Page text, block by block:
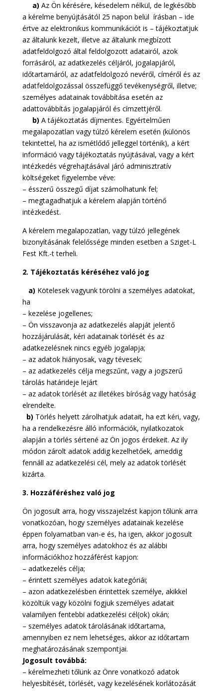
a) Az Ön kérésére, késedelem nélkül, de legkésőbb
a kérelme benyújtásától 25 napon belül írásban – ide
értve az elektronikus kommunikációt is – tájékoztatjuk
az általunk kezelt, illetve az általunk megbízott
adatfeldolgozó által feldolgozott adatairól, azok
forrásáról, az adatkezelés céljáról, jogalapjáról,
időtartamáról, az adatfeldolgozó nevéről, címéről és az
adatfeldolgozással összefüggő tevékenységről, illetve;
személyes adatainak továbbítása esetén az
adattovábbítás jogalapjáról és címzettjéről.
b) A tájékoztatás díjmentes. Egyértelműen
megalapozatlan vagy túlzó kérelem esetén (különös
tekintettel, ha az ismétlődő jelleggel történik), a kért
információ vagy tájékoztatás nyújtásával, vagy a kért
intézkedés végrehajtásával járó adminisztratív
költségeket figyelembe véve:
– ésszerű összegű díjat számolhatunk fel;
– megtagadhatjuk a kérelem alapján történő
intézkedést.
A kérelem megalapozatlan, vagy túlzó jellegének
bizonyításának felelőssége minden esetben a Sziget-L
Fest Kft.-t terheli.
2. Tájékoztatás kéréséhez való jog
a) Kötelesek vagyunk törölni a személyes adatokat,
ha
– kezelése jogellenes;
– Ön visszavonja az adatkezelés alapját jelentő
hozzájárulását, kéri adatainak törlését és az
adatkezelésnek nincs egyéb jogalapja;
– az adatok hiányosak, vagy tévesek;
– az adatkezelés célja megszűnt, vagy a jogszerű
tárolás határideje lejárt
– az adatok törlését az illetékes bíróság vagy hatóság
elrendelte.
b) Törlés helyett zárolhatjuk adatait, ha ezt kéri, vagy,
ha a rendelkezésre álló információk, nyilatkozatok
alapján a törlés sértené az Ön jogos érdekeit. Az ily
módon zárolt adatok addig kezelhetőek, ameddig
fennáll az adatkezelési cél, mely az adatok törlését
kizárta.
3. Hozzáféréshez való jog
Ön jogosult arra, hogy visszajelzést kapjon tőlünk arra
vonatkozóan, hogy személyes adatainak kezelése
éppen folyamatban van-e és, ha igen, akkor jogosult
arra, hogy személyes adatokhoz és az alábbi
információkhoz hozzáférést kapjon:
– adatkezelés célja;
– érintett személyes adatok kategóriái;
– azon adatkezelésben érintettek személye, akikkel
közöltük vagy közölni fogjuk személyes adatait
valamilyen fentebbi adatkezelési cél(ok) okán;
– személyes adatok tárolásának időtartama,
amennyiben ez nem lehetséges, akkor az időtartam
meghatározásának szempontjai.
Jogosult továbbá:
– kérelmezheti tőlünk az Önre vonatkozó adatok
helyesbítését, törlését, vagy kezelésének korlátozását